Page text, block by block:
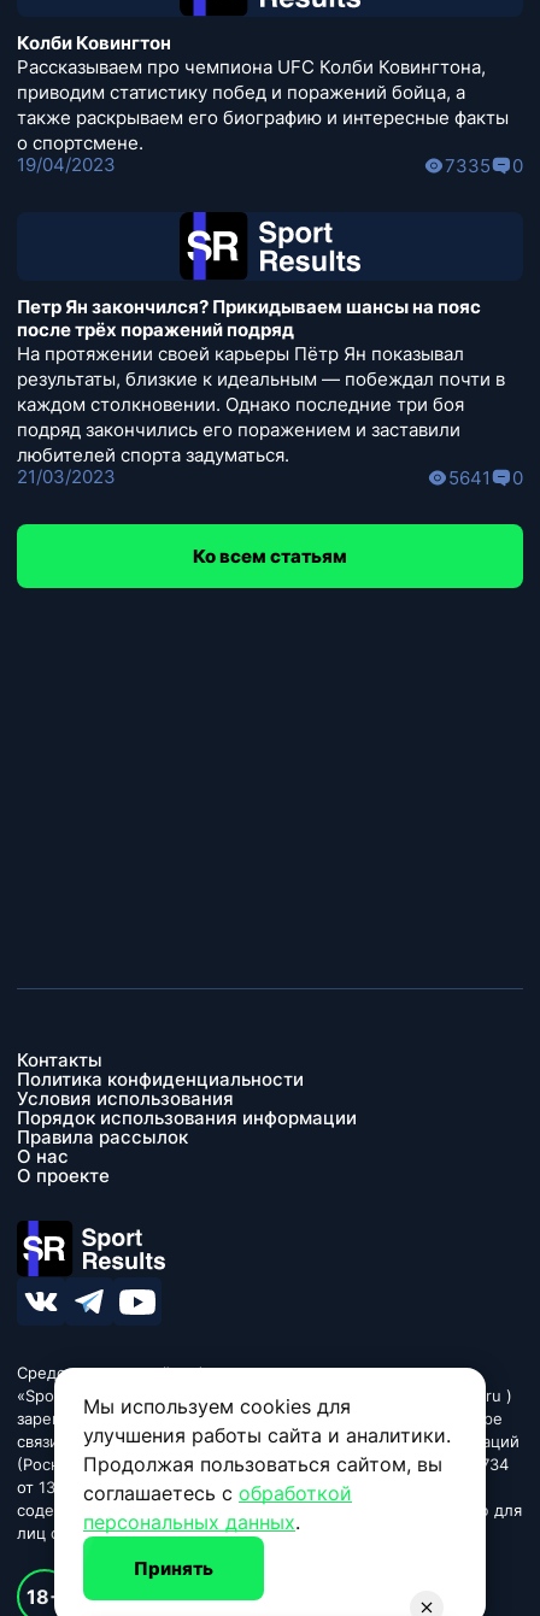
Мы используем cookies для
улучшения работы сайта и аналитики.
Продолжая пользоваться сайтом, вы
соглашаетесь с обработкой
персональных данных.
Принять
Колби Ковингтон
Рассказываем про чемпиона UFC Колби Ковингтона,
приводим статистику побед и поражений бойца, а
также раскрываем его биографию и интересные факты
о спортсмене.
19/04/2023
7335 0
Петр Ян закончился? Прикидываем шансы на пояс
после трёх поражений подряд
На протяжении своей карьеры Пётр Ян показывал
результаты, близкие к идеальным — побеждал почти в
каждом столкновении. Однако последние три боя
подряд закончились его поражением и заставили
любителей спорта задуматься.
21/03/2023
5641 0
Ко всем статьям
Контакты
Политика конфиденциальности
Условия использования
Порядок использования информации
Правила рассылок
О нас
О проекте
Средство массовой информации сетевое издание
«SportResults» (адрес в сети Интернет - www.sport-results.ru )
зарегистрировано Федеральной службой по надзору в сфере
связи, информационных технологий и массовых коммуникаций
(Роскомнадзор). Регистрационный номер ЭЛ № ФС 77 - 84734
от 13 марта 2023. Название «SportResults». Издание может
содержать информационную продукцию, предназначенную для
лиц старше 18 лет.
18+
Спортивные новости и события, результаты, обзоры игр